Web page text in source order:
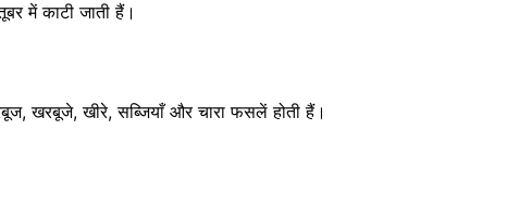
में काटी जाती हैं।
खरबूजे, खीरे, सब्जियाँ और चारा फसलें होती हैं।